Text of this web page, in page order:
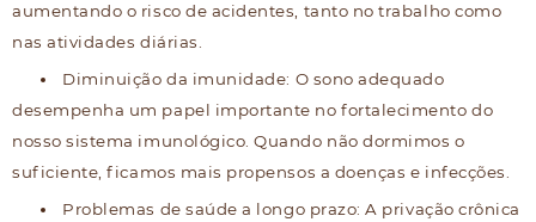
aumentando o risco de acidentes, tanto no trabalho como
nas atividades diárias.
Diminuição da imunidade: O sono adequado
desempenha um papel importante no fortalecimento do
nosso sistema imunológico. Quando não dormimos o
suficiente, ficamos mais propensos a doenças e infecções.
Problemas de saúde a longo prazo: A privação crônica